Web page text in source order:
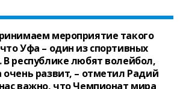
мероприятие такого
Уфа – один из спортивных
В республике любят волейбол,
очень развит, – отметил Радий
важно, что Чемпионат мира